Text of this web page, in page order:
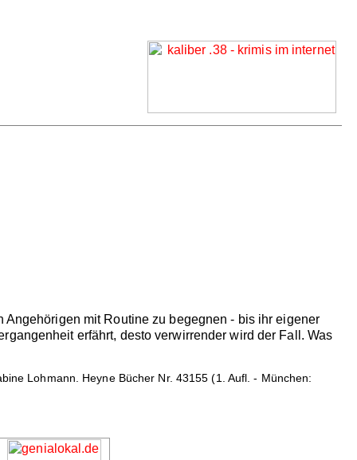
mit Routine zu begegnen - bis ihr eigener
erfährt, desto verwirrender wird der Fall. Was
Lohmann. Heyne Bücher Nr. 43155 (1. Aufl. - München: